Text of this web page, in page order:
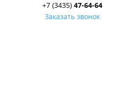
+7 (3435) 47-64-64
Заказать звонок